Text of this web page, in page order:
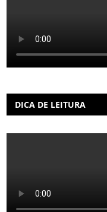
DICA DE LEITURA